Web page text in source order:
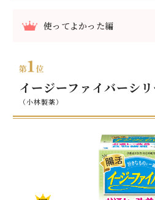
使ってよかった編
イージーファイバーシ
（小林製薬）